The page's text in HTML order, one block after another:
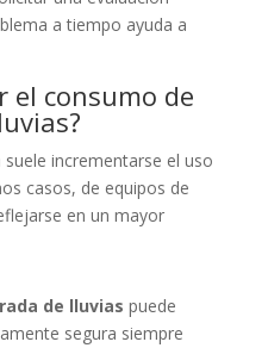
a tiempo ayuda a
el consumo de
incrementarse el uso
casos, de equipos de
en un mayor
de lluvias puede
segura siempre